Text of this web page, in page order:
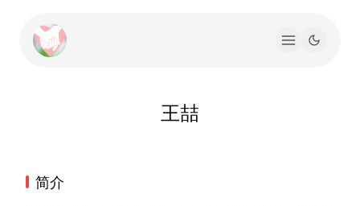
王喆
简介